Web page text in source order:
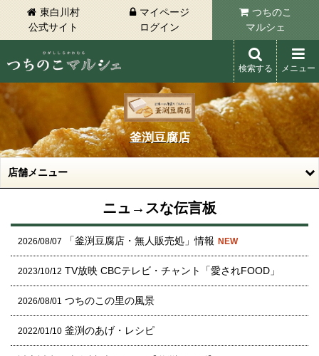
東白川村
公式サイト
マイページ
ログイン
つちのこ
マルシェ
検索する メニュー
釜渕豆腐店
店舗メニュー
ニュ→スな伝言板
2026/08/07 「釜渕豆腐店・無人販売処」情報 NEW
2023/10/12 TV放映 CBCテレビ・チャント「愛されFOOD」
2026/08/01 つちのこの里の風景
2022/01/10 釜渕のあげ・レシピ